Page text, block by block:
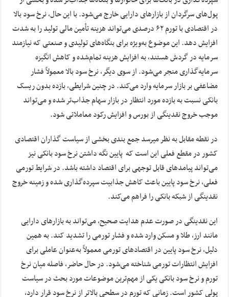
پول‌های سرگردان از بازارهای دارایی خارج می‌شود. با این حال، نرخ سود بالا
در اقتصادی با تورم ۶۲ درصدی می‌تواند هزینه تأمین مالی تولید را به شدت
افزایش دهد. این موضوع به‌ویژه برای بنگاه‌های تولیدی و صنعتی که نیازمند
سرمایه در گردش هستند، به افزایش هزینه تمام‌شده و کاهش انگیزه
سرمایه‌گذاری منجر می‌شود. از سوی دیگر، نرخ سود بالا معمولاً فشار
مضاعفی بر بازار سرمایه وارد می‌کند. در چنین شرایطی، بازده بدون ریسک
بانکی نسبت به بازده مورد انتظار در بازار سهام جذاب‌تر شده و می‌تواند
موجب خروج نقدینگی از بورس و افزایش رکود معاملاتی شود.
در نقطه مقابل به نظر میرسد جمع بندی بخشی از سیاست گذاران اقتصادی
کشور در مقطع فعلی این است که پایین نگه داشتن نرخ سود بانکی نیز
می‌تواند پیامدهای قابل توجهی برای اقتصاد داشته باشد. در شرایط تورمی
فعلی، نرخ سود پایین باعث کاهش جذابیت سپرده‌گذاری شده و زمینه خروج
نقدینگی از شبکه بانکی را فراهم می‌کند.
این نقدینگی در صورت عدم هدایت صحیح، می‌تواند به بازارهای دارایی
مانند ارز، طلا و مسکن وارد شده و فشار تورمی را تشدید کند. به همین
دلیل، نرخ سود پایین در اقتصادهای تورمی معمولاً به‌عنوان عاملی برای
افزایش انتظارات تورمی شناخته می‌شود. در حال حاضر، فاصله میان نرخ
تورم و نرخ سود بانکی یکی از مهم‌ترین موضوعات مورد بحث در سیاست
پولی کشور است. زمانی که تورم در سطحی بالاتر از نرخ سود قرار دارد،